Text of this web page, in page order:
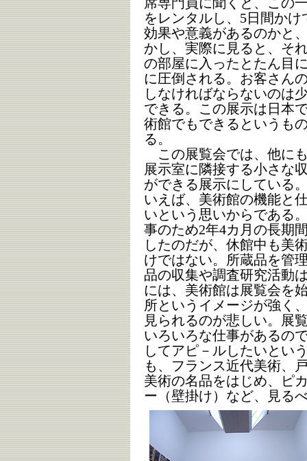
をレンタルし、5日間か
効果や意義があるのかと
かし、実際に見ると、そ
の部屋に入ったとたん目
に圧倒される。お客さん
しなければならないのは
できる。この展示は日本
術館でもできるというも
る。
この展覧会では、他に
展示室に隣接する小さな
ができる展示にしている
いえば、美術館の機能と
いという思いからである
事のため2年4カ月の長期
したのだが、休館中も美
けではない。所蔵品を管
品の収集や調査研究活動
には、美術館は展覧会を
所というイメージが強く
見られるのが悲しい。展
いろいろな仕事があるの
してアピ－ルしたいとい
も、フランス近代美術、
美術の名品をはじめ、ピ
ー（壁掛け）など、見る